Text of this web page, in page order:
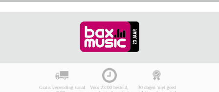
Gratis verzending vanaf
Voor 23:00 besteld,
30 dagen 'niet goed